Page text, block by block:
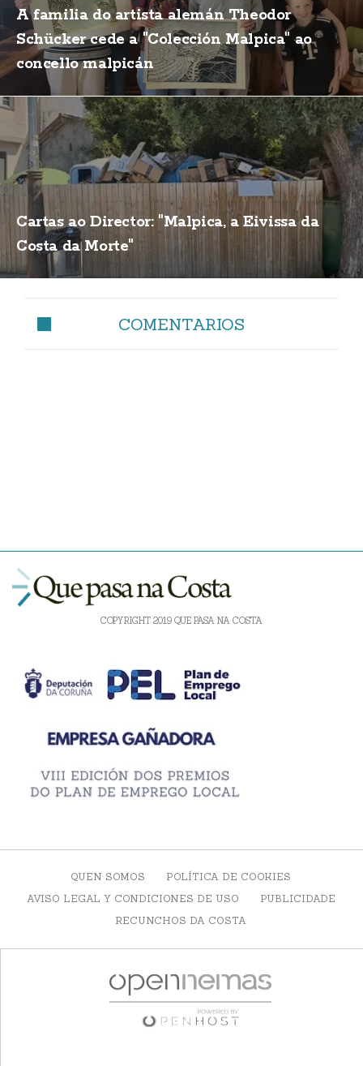
A familia do artista alemán Theodor
Schücker cede a "Colección Malpica" ao
concello malpicán
Cartas ao Director: "Malpica, a Eivissa da
Costa da Morte"
COMENTARIOS
COPYRIGHT 2019 QUE PASA NA COSTA
QUEN SOMOS
POLÍTICA DE COOKIES
AVISO LEGAL Y CONDICIONES DE USO
PUBLICIDADE
RECUNCHOS DA COSTA